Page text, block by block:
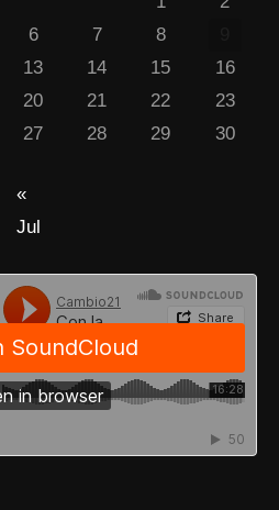
6 7 8
13 14 15
16
20 21 22
23
27 28 29
30
«
Jul